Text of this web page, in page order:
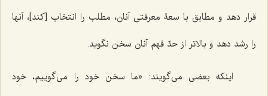
قرار دهد و مطابق با سعۀ معرفتی آنان، مطلب را انتخاب [کند]، آنها
را رشد دهد و بالاتر از حدّ فهم آنان سخن نگوید.
اینکه بعضی می‌گویند: «ما سخن خود را می‌گوییم، خود